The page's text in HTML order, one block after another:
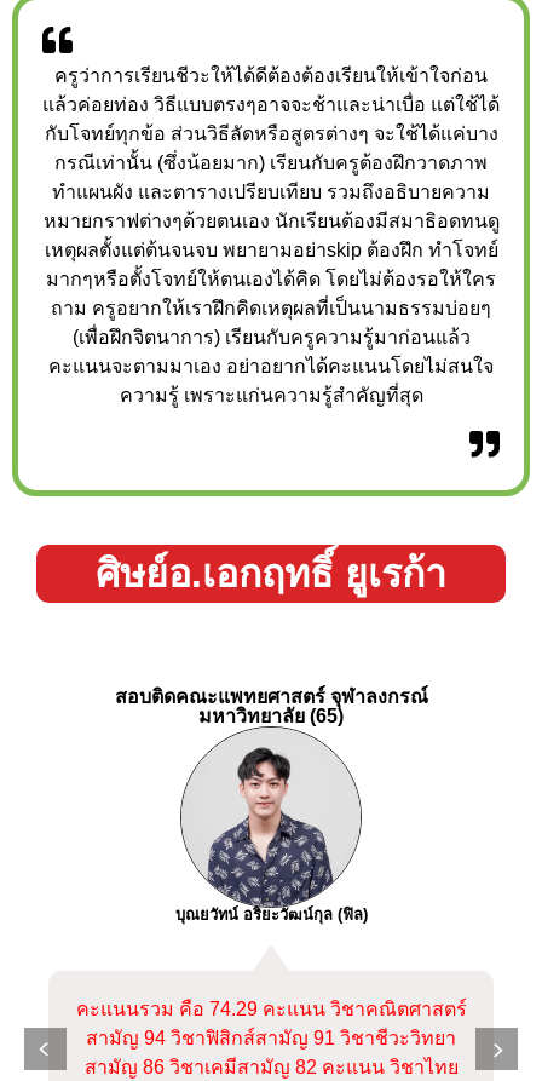
ครูว่าการเรียนชีวะให้ได้ดีต้องต้องเรียนให้เข้าใจก่อน
แล้วค่อยท่อง วิธีแบบตรงๆอาจจะช้าและน่าเบื่อ แต่ใช้ได้
กับโจทย์ทุกข้อ ส่วนวิธีลัดหรือสูตรต่างๆ จะใช้ได้แค่บาง
กรณีเท่านั้น (ซึ่งน้อยมาก) เรียนกับครูต้องฝึกวาดภาพ
ทำแผนผัง และตารางเปรียบเทียบ รวมถึงอธิบายความ
หมายกราฟต่างๆด้วยตนเอง นักเรียนต้องมีสมาธิอดทนดู
เหตุผลตั้งแต่ต้นจนจบ พยายามอย่าskip ต้องฝึก ทำโจทย์
มากๆหรือตั้งโจทย์ให้ตนเองได้คิด โดยไม่ต้องรอให้ใคร
ถาม ครูอยากให้เราฝึกคิดเหตุผลที่เป็นนามธรรมบ่อยๆ
(เพื่อฝึกจิตนาการ) เรียนกับครูความรู้มาก่อนแล้ว
คะแนนจะตามมาเอง อย่าอยากได้คะแนนโดยไม่สนใจ
ความรู้ เพราะแก่นความรู้สำคัญที่สุด
ศิษย์อ.เอกฤทธิ์ ยูเรก้า
สอบติดคณะแพทยศาสตร์ จุฬาลงกรณ์
มหาวิทยาลัย (65)
บุณยวัทน์ อริยะวัฒน์กุล (ฟิล)
คะแนนรวม คือ 74.29 คะแนน วิชาคณิตศาสตร์
สามัญ 94 วิชาฟิสิกส์สามัญ 91 วิชาชีวะวิทยา
สามัญ 86 วิชาเคมีสามัญ 82 คะแนน วิชาไทย